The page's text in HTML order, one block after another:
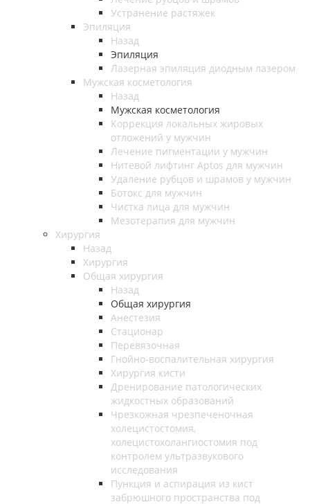
Устранение растяжек
Эпиляция
Назад
Эпиляция
Лазерная эпиляция диодным лазером
Мужская косметология
Назад
Мужская косметология
Коррекция локальных жировых
отложений у мужчин
Лечение пигментации у мужчин
Нитевой лифтинг Aptos для мужчин
Удаление рубцов и шрамов у мужчин
Ботокс для мужчин
Чистка лица для мужчин
Мезотерапия для мужчин
Хирургия
Назад
Хирургия
Общая хирургия
Назад
Общая хирургия
Анестезия
Стационар
Перевязочная
Гнойно-воспалительная хирургия
Хирургия кисти
Дренирование патологических
жидкостных образований
Чрезкожная чрезпеченочная
холецистостомия,
холецистохолангиостомия под
контролем ультразвукового
исследования
Пункция и аспирация из кист
забрюшного пространства под